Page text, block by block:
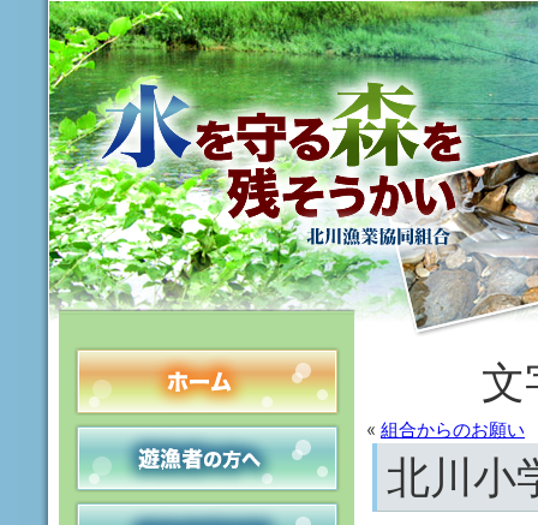
文
« 組合からのお願い
北川小